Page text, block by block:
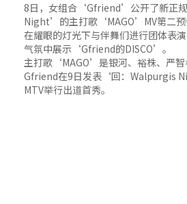
8日，女组合‘Gfriend’公开了新正
Night’的主打歌‘MAGO’MV第二预
在耀眼的灯光下与伴舞们进行团体表
气氛中展示‘Gfriend的DISCO’。
主打歌‘MAGO’是银河、裕株、严智
Gfriend在9日发表‘回：Walpurgis
MTV举行出道首秀。